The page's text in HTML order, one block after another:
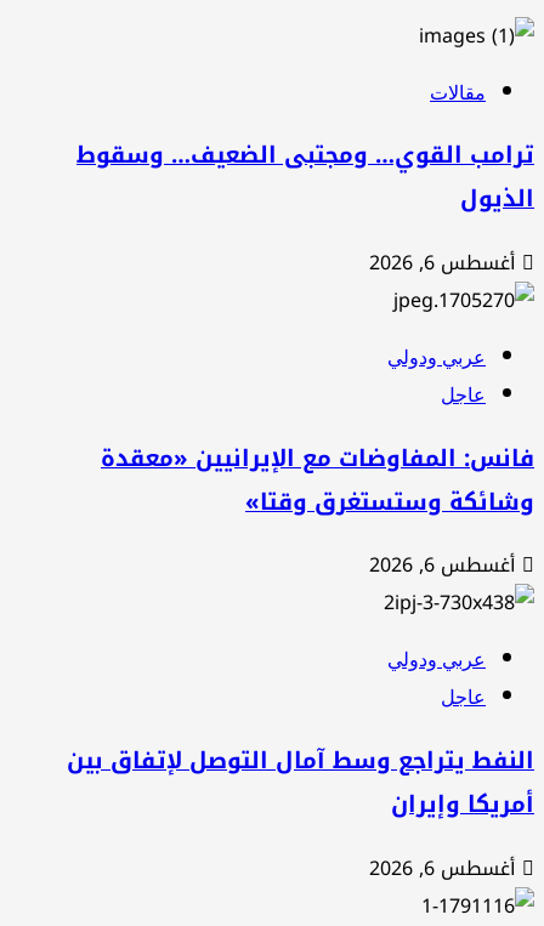
مقالات
القوي… ومجتبى الضعيف… وسقوط
أغسطس 6, 2026
عربي ودولي
عاجل
المفاوضات مع الإيرانيين «معقدة
وستستغرق وقتا»
أغسطس 6, 2026
عربي ودولي
عاجل
يتراجع وسط آمال التوصل لإتفاق بين
وإيران
أغسطس 6, 2026